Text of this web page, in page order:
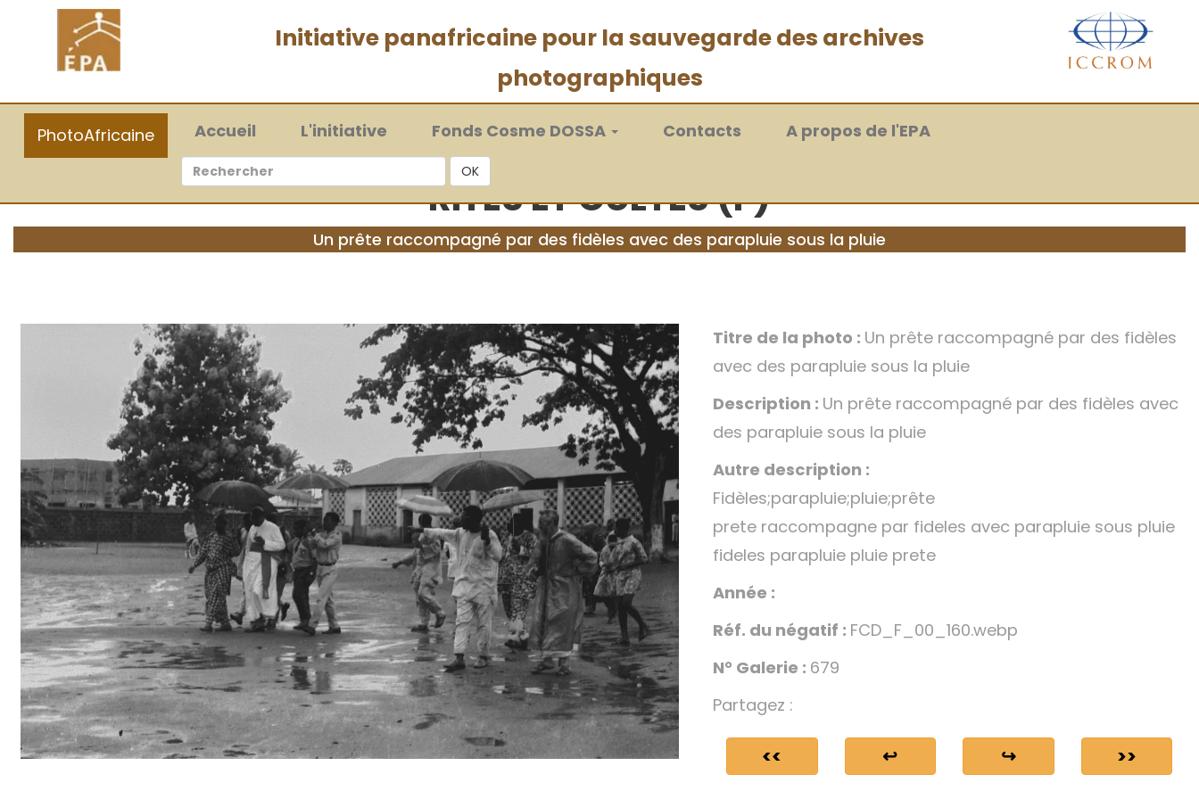
Initiative panafricaine pour la sauvegarde des archives
photographiques
PhotoAfricaine Accueil(current)L'initiative Fonds Cosme DOSSA Contacts A propos de l'EPA
OK
RITES ET CULTES (F)
Un prête raccompagné par des fidèles avec des parapluie sous la pluie
Titre de la photo : Un prête raccompagné par des fidèles
avec des parapluie sous la pluie
Description : Un prête raccompagné par des fidèles avec
des parapluie sous la pluie
Autre description :
Fidèles;parapluie;pluie;prête
prete raccompagne par fideles avec parapluie sous pluie
fideles parapluie pluie prete
Année :
Réf. du négatif : FCD_F_00_160.webp
N° Galerie : 679
Partagez :
<< ↩ ↪ >>